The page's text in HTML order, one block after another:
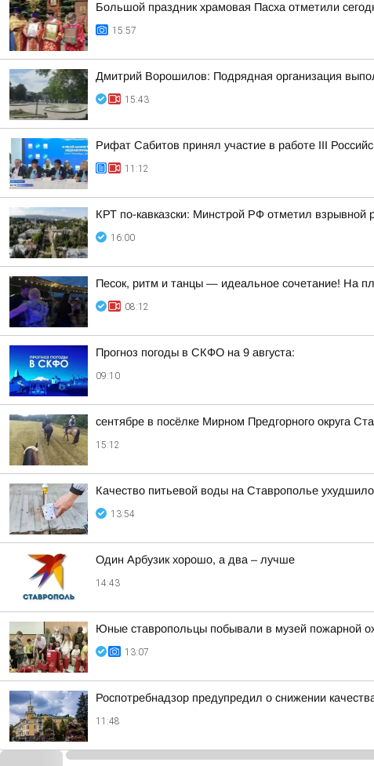
Большой праздник храмовая Пасха отметили
15:57
Дмитрий Ворошилов: Подрядная организация
15:43
Рифат Сабитов принял участие в работе III
11:12
КРТ по-кавказски: Минстрой РФ отметил взрывной
16:00
Песок, ритм и танцы — идеальное сочетание! На
08:12
Прогноз погоды в СКФО на 9 августа:
09:10
сентябре в посёлке Мирном Предгорного округа
15:12
Качество питьевой воды на Ставрополье
13:54
Один Арбузик хорошо, а два – лучше
14:43
Юные ставропольцы побывали в музей пожарной
13:07
Роспотребнадзор предупредил о снижении
11:48